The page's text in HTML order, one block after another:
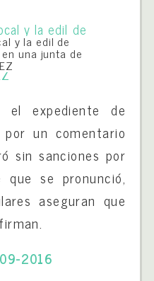
y la edil de
una junta de
el expediente de
un comentario
sin sanciones por
se pronunció,
aseguran que
2016